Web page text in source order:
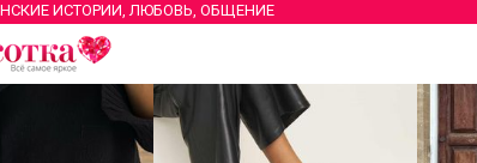
ИСТОРИИ, ЛЮБОВЬ, ОБЩЕНИЕ